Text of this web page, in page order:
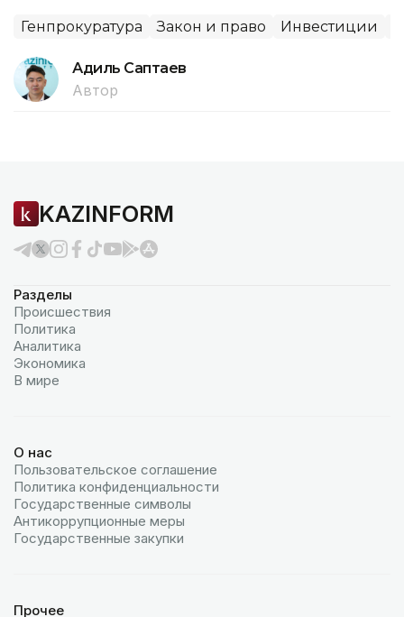
Генпрокуратура Закон и право Инвестиции
Адиль Саптаев
Автор
KAZINFORM
Разделы
Происшествия
Политика
Аналитика
Экономика
В мире
О нас
Пользовательское соглашение
Политика конфиденциальности
Государственные символы
Антикоррупционные меры
Государственные закупки
Прочее